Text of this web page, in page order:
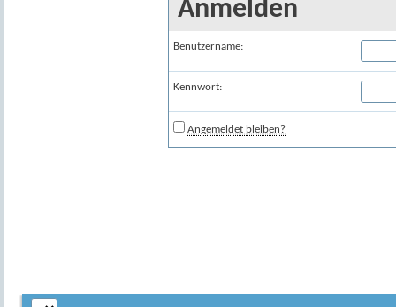
Anmelden
Benutzername:
Kennwort:
Angemeldet bleiben?